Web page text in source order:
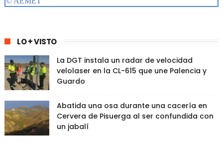
LO + VISTO
La DGT instala un radar de velocidad
velolaser en la CL-615 que une Palencia y
Guardo
Abatida una osa durante una cacería en
Cervera de Pisuerga al ser confundida con
un jabalí